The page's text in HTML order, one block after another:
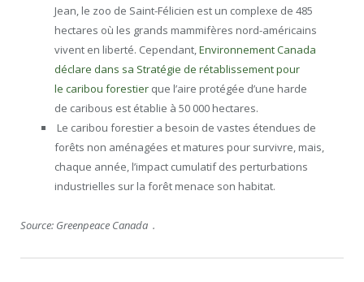
Jean, le zoo de Saint-Félicien est un complexe de 485
hectares où les grands mammifères nord-américains
vivent en liberté. Cependant,Environnement Canada
déclare dans sa Stratégie de rétablissement pour
le caribou forestier que l’aire protégée d’une harde
de caribous est établie à 50 000 hectares.
Le caribou forestier a besoin de vastes étendues de
forêts non aménagées et matures pour survivre, mais,
chaque année, l’impact cumulatif des perturbations
industrielles sur la forêt menace son habitat.
Source: Greenpeace Canada .